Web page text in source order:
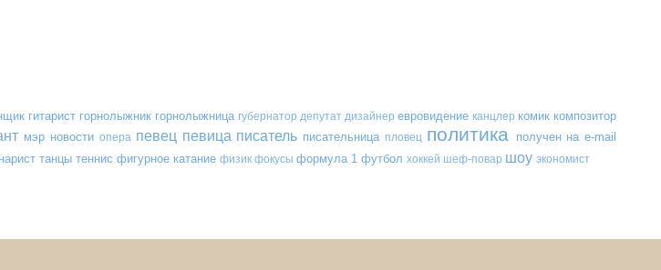
гитарист горнолыжник горнолыжница губернатор депутат дизайнер евровидение канцлер комик композитор
мэр новости опера певец певица писатель писательница пловец политика получен на e-mail
танцы теннис фигурное катание физик фокусы формула 1 футбол хоккей шеф-повар шоу экономист